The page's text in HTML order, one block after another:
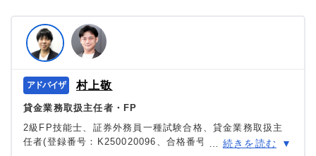
村上敬
貸金業務取扱主任者・FP
2級FP技能士、証券外務員一種試験合格、貸金業務取扱主
任者(登録番号：K250020096、合格番号：第F241000177
続きを読む